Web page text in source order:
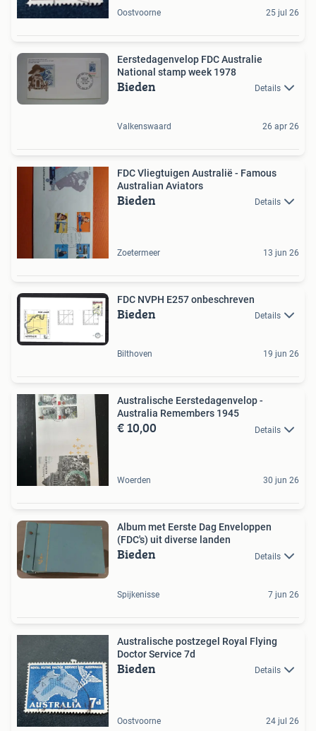
Oostvoorne 25 jul 26
Eerstedagenvelop FDC Australie
National stamp week 1978
Bieden Details
Valkenswaard 26 apr 26
FDC Vliegtuigen Australië - Famous
Australian Aviators
Bieden Details
Zoetermeer 13 jun 26
FDC NVPH E257 onbeschreven
Bieden Details
Bilthoven 19 jun 26
Australische Eerstedagenvelop -
Australia Remembers 1945
€ 10,00 Details
Woerden 30 jun 26
Album met Eerste Dag Enveloppen
(FDC's) uit diverse landen
Bieden Details
Spijkenisse 7 jun 26
Australische postzegel Royal Flying
Doctor Service 7d
Bieden Details
Oostvoorne 24 jul 26